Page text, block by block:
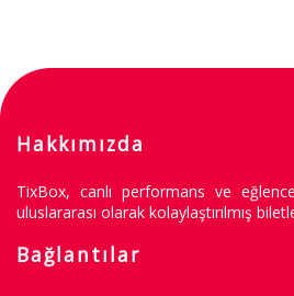
Hakkımızda
TixBox, canlı performans ve
uluslararası olarak kolaylaştırılmış
Bağlantılar